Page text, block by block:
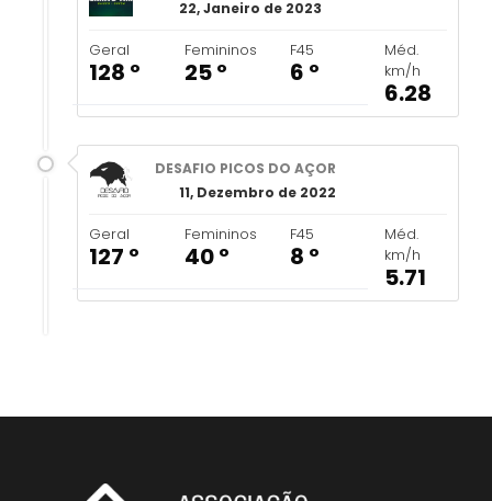
22, Janeiro de 2023
Geral
128 º
Femininos
25 º
F45
6 º
Méd.
km/h
6.28
DESAFIO PICOS DO AÇOR
11, Dezembro de 2022
Geral
127 º
Femininos
40 º
F45
8 º
Méd.
km/h
5.71